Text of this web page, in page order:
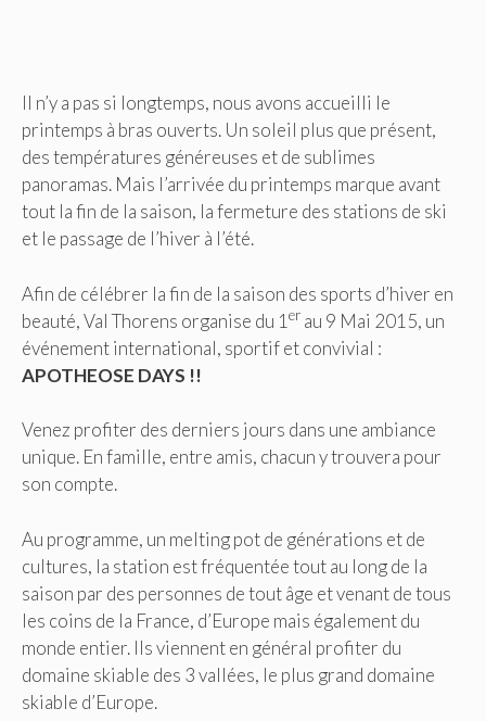
Il n’y a pas si longtemps, nous avons accueilli le
printemps à bras ouverts. Un soleil plus que présent,
des températures généreuses et de sublimes
panoramas. Mais l’arrivée du printemps marque avant
tout la fin de la saison, la fermeture des stations de ski
et le passage de l’hiver à l’été.
Afin de célébrer la fin de la saison des sports d’hiver en
beauté, Val Thorens organise du 1 er au 9 Mai 2015, un
événement international, sportif et convivial :
APOTHEOSE DAYS !!
Venez profiter des derniers jours dans une ambiance
unique. En famille, entre amis, chacun y trouvera pour
son compte.
Au programme, un melting pot de générations et de
cultures, la station est fréquentée tout au long de la
saison par des personnes de tout âge et venant de tous
les coins de la France, d’Europe mais également du
monde entier. Ils viennent en général profiter du
domaine skiable des 3 vallées, le plus grand domaine
skiable d’Europe.